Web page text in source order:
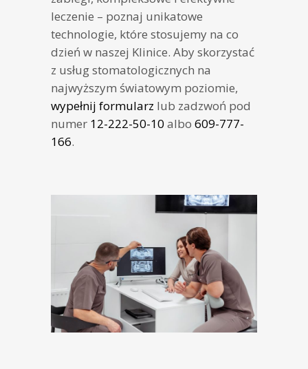
leczenie – poznaj unikatowe
technologie, które stosujemy na co
dzień w naszej Klinice. Aby skorzystać
z usług stomatologicznych na
najwyższym światowym poziomie,
wypełnij formularz lub zadzwoń pod
numer 12-222-50-10 albo 609-777-
166.